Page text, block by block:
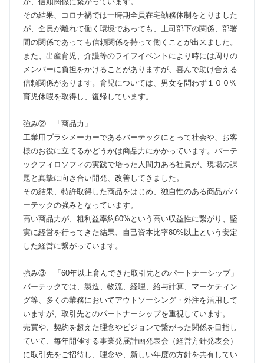
その結果、コロナ禍では一時期全員在宅勤務体制をとりました
が、全員が離れて働く環境であっても、上司部下の関係、部署
間の関係であっても信頼関係を持って働くことが出来ました。
また、出産育児、介護等のライフイベントにより時には周りの
メンバーに負担をかけることがありますが、喜んで助け合える
信頼関係があります。育児については、男女を問わず１００%
育児休暇を取得し、復帰しています。
強み② 「商品力」
工業用ブラシメーカーであるバーテックにとって社会や、お客
様のお役に立てるかどうかは商品力にかかっています。バーテ
ックフィロソフィの実践で培った人間力ある社員が、現場の課
題と真摯に向き合い開発、改善してきました。
その結果、特許取得した商品をはじめ、独自性のある商品がバ
ーテックの強みとなっています。
高い商品力が、粗利益率約60%という高い収益性に繋がり、堅
実に経営を行ってきた結果、自己資本比率80%以上という安定
した経営に繋がっています。
強み③ 「60年以上育んできた取引先とのパートナーシップ」
バーテックでは、製造、物流、経理、給与計算、マーケティン
グ等、多くの業務においてアウトソーシング・外注を活用して
いますが、取引先とのパートナーシップを重視しています。
売買や、契約を超えた理念やビジョンで繋がった関係を目指し
ていて、毎年開催する事業発展計画発表会（経営方針発表会）
に取引先をご招待し、理念や、新しい年度の方針を共有してい